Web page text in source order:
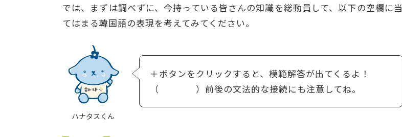
では、まずは調べずに、今持っている皆さんの知識を総動員して、以下の空欄に当
てはまる韓国語の表現を考えてみてください。
ハナタスくん
＋ボタンをクリックすると、模範解答が出てくるよ！
（ ）前後の文法的な接続にも注意してね。